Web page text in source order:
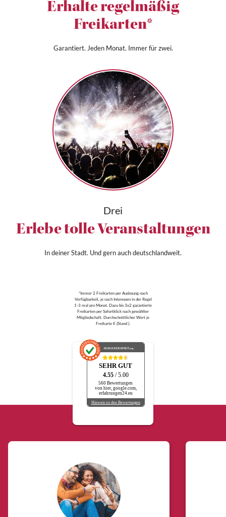
Erhalte regelmäßig
Freikarten*
Garantiert. Jeden Monat. Immer für zwei.
Drei
Erlebe tolle Veranstaltungen
In deiner Stadt. Und gern auch deutschlandweit.
*Immer 2 Freikarten per Auslosung nach
Verfügbarkeit, je nach Interessen in der Regel
1-3 mal pro Monat. Dazu bis 3x2 garantierte
Freikarten per Sofortklick nach gewählter
Mitgliedschaft. Durchschnittlicher Wert je
Freikarte € (Stand ).
AUSGEZEICHNET.org
SEHR GUT
4.55 / 5.00
560 Bewertungen
von hier, google.com,
erfahrungen24.eu
Hinweis zu den Bewertungen